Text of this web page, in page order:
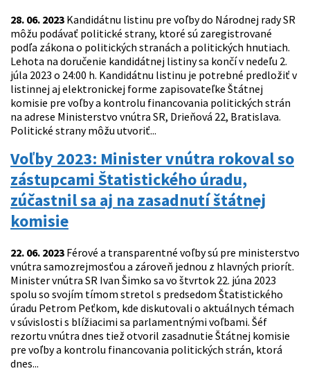
28. 06. 2023 Kandidátnu listinu pre voľby do Národnej rady SR
môžu podávať politické strany, ktoré sú zaregistrované
podľa zákona o politických stranách a politických hnutiach.
Lehota na doručenie kandidátnej listiny sa končí v nedeľu 2.
júla 2023 o 24:00 h. Kandidátnu listinu je potrebné predložiť v
listinnej aj elektronickej forme zapisovateľke Štátnej
komisie pre voľby a kontrolu financovania politických strán
na adrese Ministerstvo vnútra SR, Drieňová 22, Bratislava.
Politické strany môžu utvoriť...
Voľby 2023: Minister vnútra rokoval so
zástupcami Štatistického úradu,
zúčastnil sa aj na zasadnutí štátnej
komisie
22. 06. 2023 Férové a transparentné voľby sú pre ministerstvo
vnútra samozrejmosťou a zároveň jednou z hlavných priorít.
Minister vnútra SR Ivan Šimko sa vo štvrtok 22. júna 2023
spolu so svojím tímom stretol s predsedom Štatistického
úradu Petrom Peťkom, kde diskutovali o aktuálnych témach
v súvislosti s blížiacimi sa parlamentnými voľbami. Šéf
rezortu vnútra dnes tiež otvoril zasadnutie Štátnej komisie
pre voľby a kontrolu financovania politických strán, ktorá
dnes...